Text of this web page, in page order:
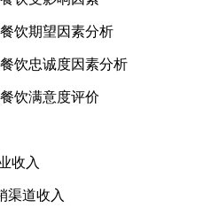
饮期望因素分析
饮忠诚度因素分析
饮满意度评价
收入
渠道收入